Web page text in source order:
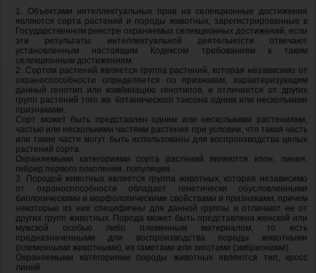
1. Объектами интеллектуальных прав на селекционные достижения
являются сорта растений и породы животных, зарегистрированные в
Государственном реестре охраняемых селекционных достижений, если
эти результаты интеллектуальной деятельности отвечают
установленным настоящим Кодексом требованиям к таким
селекционным достижениям.
2. Сортом растений является группа растений, которая независимо от
охраноспособности определяется по признакам, характеризующим
данный генотип или комбинацию генотипов, и отличается от других
групп растений того же ботанического таксона одним или несколькими
признаками.
Сорт может быть представлен одним или несколькими растениями,
частью или несколькими частями растения при условии, что такая часть
или такие части могут быть использованы для воспроизводства целых
растений сорта.
Охраняемыми категориями сорта растений являются клон, линия,
гибрид первого поколения, популяция.
3. Породой животных является группа животных, которая независимо
от охраноспособности обладает генетически обусловленными
биологическими и морфологическими свойствами и признаками, причем
некоторые из них специфичны для данной группы и отличают ее от
других групп животных. Порода может быть представлена женской или
мужской особью либо племенным материалом, то есть
предназначенными для воспроизводства породы животными
(племенными животными), их гаметами или зиготами (эмбрионами).
Охраняемыми категориями породы животных являются тип, кросс
линий.